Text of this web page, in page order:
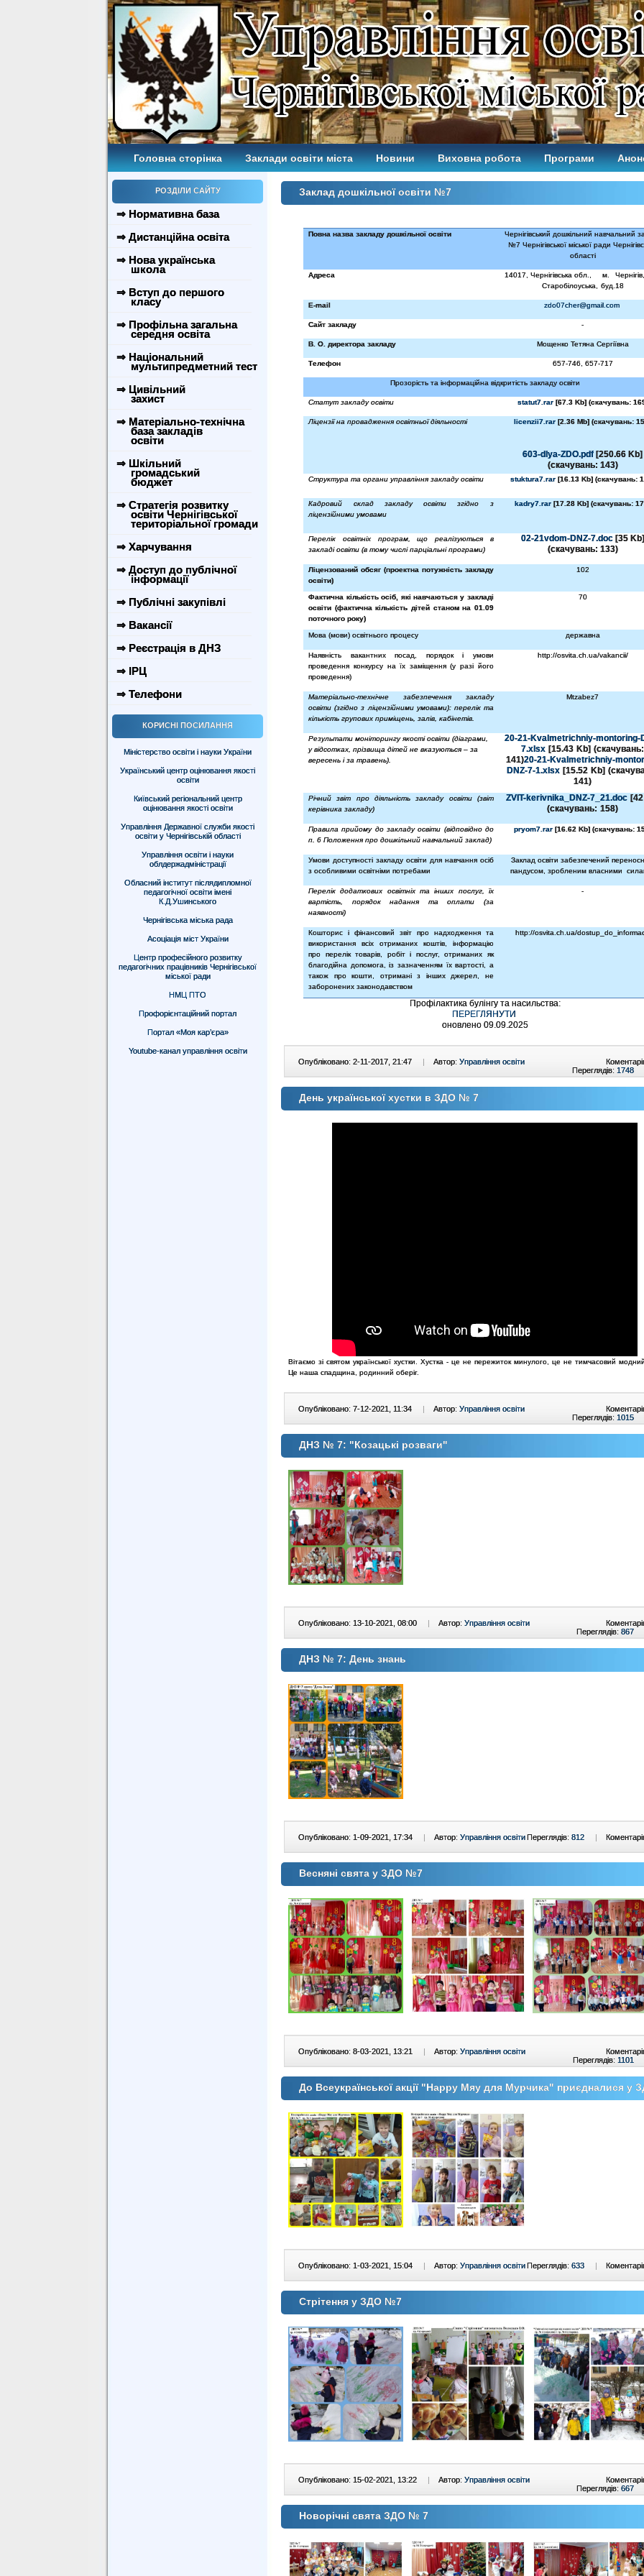
Головна сторінка Заклади освіти міста Новини Виховна робота Програми
РОЗДІЛИ САЙТУ
⇒ Нормативна база
⇒ Дистанційна освіта
⇒ Нова українська
школа
⇒ Вступ до першого
класу
⇒ Профільна загальна
середня освіта
⇒ Національний
мультипредметний тест
⇒ Цивільний
захист
⇒ Матеріально-технічна
база закладів
освіти
⇒ Шкільний
громадський
бюджет
⇒ Стратегія розвитку
освіти Чернігівської
територіальної громади
⇒ Харчування
⇒ Доступ до публічної
інформації
⇒ Публічні закупівлі
⇒ Вакансії
⇒ Реєстрація в ДНЗ
⇒ ІРЦ
⇒ Телефони
КОРИСНІ ПОСИЛАННЯ
Міністерство освіти і науки України
Український центр оцінювання якості
освіти
Київський регіональний центр
оцінювання якості освіти
Управління Державної служби якості
освіти у Чернігівській області
Управління освіти і науки
облдержадміністрації
Обласний інститут післядипломної
педагогічної освіти імені
К.Д.Ушинського
Чернігівська міська рада
Асоціація міст України
Центр професійного розвитку
педагогічних працівників Чернігівської
міської ради
НМЦ ПТО
Профорієнтаційний портал
Портал «Моя кар’єра»
Youtube-канал управління освіти
Заклад дошкільної освіти №7
Повна назва закладу дошкільної освіти
Чернігівський дошкільний навчальний
№7 Чернігівської міської ради
області
Адреса 14017, Чернігівська обл., м. Чернігів,
Старобілоуська, буд.18
E-mail zdo07cher@gmail.com
Сайт закладу -
В. О. директора закладу Мощенко Тетяна Сергіївна
Телефон 657-746, 657-717
Прозорість та інформаційна відкритість закладу освіти
Статут закладу освіти statut7.rar[67.3 Kb] (cкачувань:
Ліцензії на провадження освітньої діяльності licenzii7.rar [2.36 Mb] (cкачувань:
603-dlya-ZDO.pdf [250.66 Kb]
(cкачувань: 143)
Структура та органи управління закладу освіти stuktura7.rar [16.13 Kb] (cкачувань:
Кадровий склад закладу освіти згідно з
ліцензійними умовами
kadry7.rar [17.28 Kb] (cкачувань:
Перелік освітніх програм, що реалізуються в
закладі освіти (в тому числі парціальні програми)
02-21vdom-DNZ-7.doc[35 Kb]
(cкачувань: 133)
Ліцензований обсяг (проектна потужність закладу
освіти)
102
Фактична кількість осіб, які навчаються у закладі
освіти (фактична кількість дітей станом на 01.09
поточного року)
70
Мова (мови) освітнього процесу державна
Наявність вакантних посад, порядок і умови
проведення конкурсу на їх заміщення (у разі його
проведення)
http://osvita.ch.ua/vakancii/
Матеріально-технічне забезпечення закладу
освіти (згідно з ліцензійними умовами): перелік та
кількість групових приміщень, залів, кабінетів.
Mtzabez7
Результати моніторингу якості освіти (діаграми,
у відсотках, прізвища дітей не вказуються – за
вересень і за травень).
20-21-Kvalmetrichniy-montoring-
7.xlsx[15.43 Kb] (cкачувань:
141)20-21-Kvalmetrichniy-
DNZ-7-1.xlsx[15.52 Kb]
141)
Річний звіт про діяльність закладу освіти (звіт
керівника закладу)
ZVIT-kerivnika_DNZ-7_21.doc
(cкачувань: 158)
Правила прийому до закладу освіти (відповідно до
п. 6 Положення про дошкільний навчальний заклад)
pryom7.rar[16.62 Kb] (cкачувань:
Умови доступності закладу освіти для навчання осіб
з особливими освітніми потребами
Заклад освіти забезпечений
пандусом, зробленим власними
Перелік додаткових освітніх та інших послуг, їх
вартість, порядок надання та оплати (за
наявності)
-
Кошторис і фінансовий звіт про надходження та
використання всіх отриманих коштів, інформацію
про перелік товарів, робіт і послуг, отриманих як
благодійна допомога, із зазначенням їх вартості, а
також про кошти, отримані з інших джерел, не
заборонених законодавством
http://osvita.ch.ua/
Профілактика булінгу та насильства:
ПЕРЕГЛЯНУТИ
оновлено 09.09.2025
Опубліковано: 2-11-2017, 21:47 | Автор: Управління освіти
Переглядів: 1748
День української хустки в ЗДО № 7
Вітаємо зі святом української хустки. Хустка - це не пережиток минулого, це не тимчасовий
Це наша спадщина, родинний оберіг.
Опубліковано: 7-12-2021, 11:34 | Автор: Управління освіти
Переглядів: 1015
ДНЗ № 7: "Козацькі розваги"
Опубліковано: 13-10-2021, 08:00 | Автор: Управління освіти
Переглядів: 867
ДНЗ № 7: День знань
Опубліковано: 1-09-2021, 17:34 | Автор: Управління освітиПереглядів: 812 |
Весняні свята у ЗДО №7
Опубліковано: 8-03-2021, 13:21 | Автор: Управління освіти
Переглядів: 1101
До Всеукраїнської акції "Happy Мяу для Мурчика" приєдналися у
Опубліковано: 1-03-2021, 15:04 | Автор: Управління освітиПереглядів: 633 |
Стрітення у ЗДО №7
Опубліковано: 15-02-2021, 13:22 | Автор: Управління освіти
Переглядів: 667
Новорічні свята ЗДО № 7